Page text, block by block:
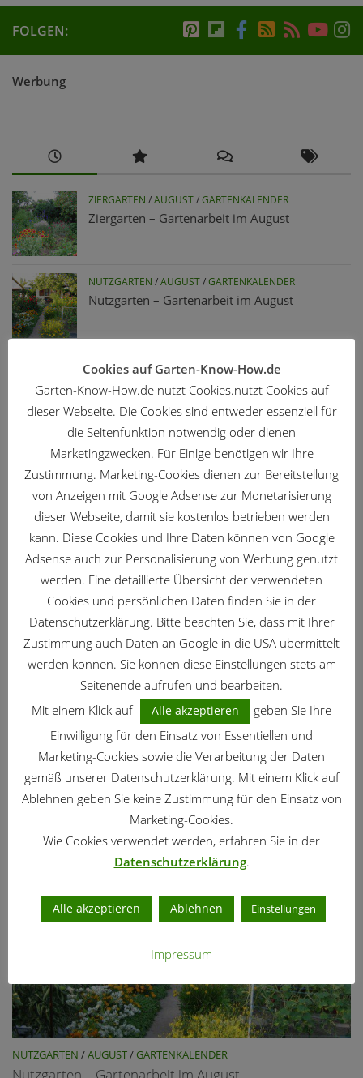
FOLGEN:
Werbung
ZIERGARTEN /AUGUST/GARTENKALENDER
Ziergarten – Gartenarbeit im August
NUTZGARTEN /AUGUST/GARTENKALENDER
Nutzgarten – Gartenarbeit im August
PFLANZEN
Currykraut – Schmuck und Gewürz
GARTENTIPPS
Iris-Blütenfliege – warum sterben meine
Irisknospen ab?
NUTZGARTEN
Nutzgarten – Arbeiten im Juni
GARTENKALENDER
Ziergarten – Gartenarbeit im August
NUTZGARTEN /AUGUST/ GARTENKALENDER
Cookies auf Garten-Know-How.de
Garten-Know-How.de nutzt Cookies.nutzt Cookies auf
dieser Webseite. Die Cookies sind entweder essenziell für
die Seitenfunktion notwendig oder dienen
Marketingzwecken. Für Einige benötigen wir Ihre
Zustimmung. Marketing-Cookies dienen zur Bereitstellung
von Anzeigen mit Google Adsense zur Monetarisierung
dieser Webseite, damit sie kostenlos betrieben werden
kann. Diese Cookies und Ihre Daten können von Google
Adsense auch zur Personalisierung von Werbung genutzt
werden. Eine detaillierte Übersicht der verwendeten
Cookies und persönlichen Daten finden Sie in der
Datenschutzerklärung. Bitte beachten Sie, dass mit Ihrer
Zustimmung auch Daten an Google in die USA übermittelt
werden können. Sie können diese Einstellungen stets am
Seitenende aufrufen und bearbeiten.
Mit einem Klick auf
Alle akzeptieren
geben Sie Ihre
Einwilligung für den Einsatz von Essentiellen und
Marketing-Cookies sowie die Verarbeitung der Daten
gemäß unserer Datenschutzerklärung. Mit einem Klick auf
Ablehnen geben Sie keine Zustimmung für den Einsatz von
Marketing-Cookies.
Wie Cookies verwendet werden, erfahren Sie in der
Datenschutzerklärung.
Alle akzeptieren Ablehnen Einstellungen
Impressum